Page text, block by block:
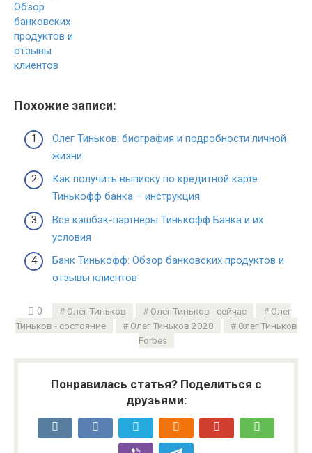
Обзор
банковских
продуктов и
отзывы
клиентов
Похожие записи:
Олег Тиньков: биография и подробности личной
жизни
Как получить выписку по кредитной карте
Тинькофф банка – инструкция
Все кэшбэк-партнеры Тинькофф Банка и их
условия
Банк Тинькофф: Обзор банковских продуктов и
отзывы клиентов
0 Олег Тиньков Олег Тиньков - сейчас
Олег
Тиньков - состояние
Олег Тиньков 2020
Олег Тиньков
Forbes
Понравилась статья? Поделиться с
друзьями: